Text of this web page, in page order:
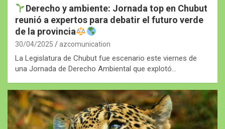
Derecho y ambiente: Jornada top en Chubut
reunió a expertos para debatir el futuro verde
de la provincia
30/04/2025 azcomunication
La Legislatura de Chubut fue escenario este viernes de
una Jornada de Derecho Ambiental que explotó…